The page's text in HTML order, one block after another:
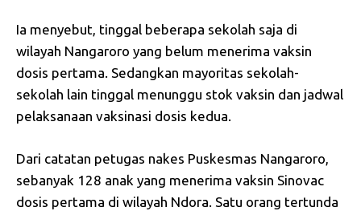
Ia menyebut, tinggal beberapa sekolah saja di
wilayah Nangaroro yang belum menerima vaksin
dosis pertama. Sedangkan mayoritas sekolah-
sekolah lain tinggal menunggu stok vaksin dan jadwal
pelaksanaan vaksinasi dosis kedua.
Dari catatan petugas nakes Puskesmas Nangaroro,
sebanyak 128 anak yang menerima vaksin Sinovac
dosis pertama di wilayah Ndora. Satu orang tertunda